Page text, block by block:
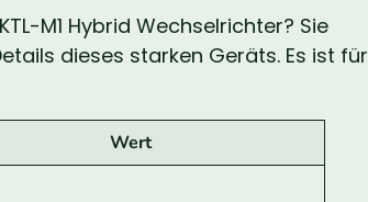
M1 Hybrid Wechselrichter? Sie
dieses starken Geräts. Es ist für
Wert